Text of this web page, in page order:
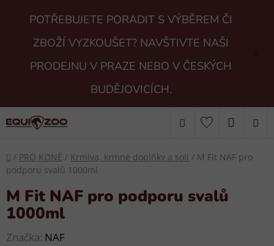
POTŘEBUJETE PORADIT S VÝBĚREM ČI
ZBOŽÍ VYZKOUŠET? NAVŠTIVTE NAŠI
PRODEJNU V PRAZE NEBO V ČESKÝCH
BUDĚJOVICÍCH.
Hledat
KOŠÍK
Domů
/ PRO KONĚ / Krmiva, krmné doplňky a soli / M Fit NAF pro
podporu svalů 1000ml
M Fit NAF pro podporu svalů
1000ml
Značka: NAF